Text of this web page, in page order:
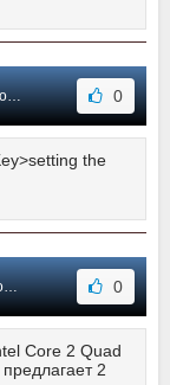
Сергей (11 февраля 2026 17:23) Сообщение #40 0
the
0
Core 2 Quad
2